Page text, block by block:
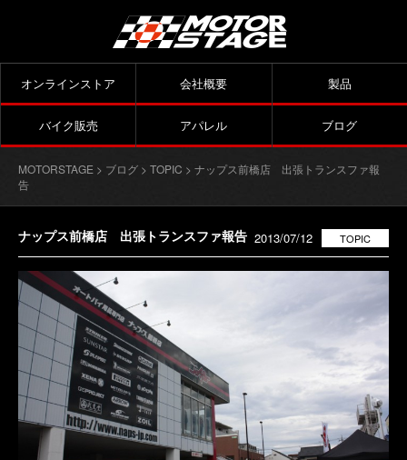
オンラインストア 会社概要 製品
バイク販売 アパレル ブログ
MOTORSTAGE > ブログ > TOPIC > ナップス前橋店 出張トランスファ報
告
ナップス前橋店 出張トランスファ報告 TOPIC
2013/07/12